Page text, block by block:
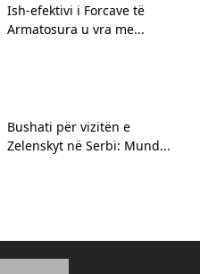
Ish-efektivi i Forcave të
Armatosura u vra me...
Bushati për vizitën e
Zelenskyt në Serbi: Mund...